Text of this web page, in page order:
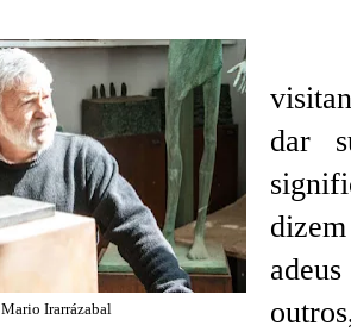
Mario Irarrázabal
dar